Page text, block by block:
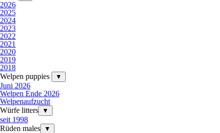
2026
2025
2024
2023
2022
2021
2020
2019
2018
Welpen puppies
▼
Juni 2026
Welpen Ende 2026
Welpenaufzucht
Würfe litters
▼
seit 1998
Rüden males
▼